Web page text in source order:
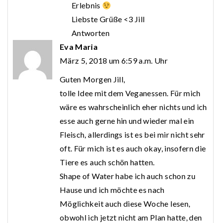
Erlebnis
Liebste Grüße <3 Jill
Antworten
Eva Maria
März 5, 2018 um 6:59 a.m. Uhr
Guten Morgen Jill,
tolle Idee mit dem Veganessen. Für mich
wäre es wahrscheinlich eher nichts und ich
esse auch gerne hin und wieder mal ein
Fleisch, allerdings ist es bei mir nicht sehr
oft. Für mich ist es auch okay, insofern die
Tiere es auch schön hatten.
Shape of Water habe ich auch schon zu
Hause und ich möchte es nach
Möglichkeit auch diese Woche lesen,
obwohl ich jetzt nicht am Plan hatte, den